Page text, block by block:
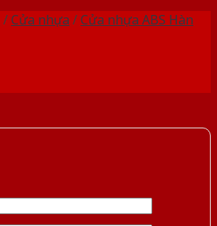
/Cửa nhựa /Cửa nhựa ABS Hàn